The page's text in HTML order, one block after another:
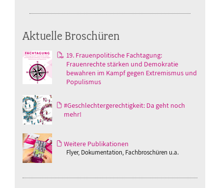
Aktuelle Broschüren
19. Frauenpolitische Fachtagung:
Frauenrechte stärken und Demokratie
bewahren im Kampf gegen Extremismus und
Populismus
#Geschlechtergerechtigkeit: Da geht noch
mehr!
Weitere Publikationen
Flyer, Dokumentation, Fachbroschüren u.a.